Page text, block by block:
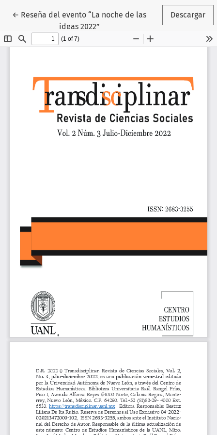
← Volver a los detalles del artículo
Reseña del evento “La noche de las
ideas 2022”
Descargar